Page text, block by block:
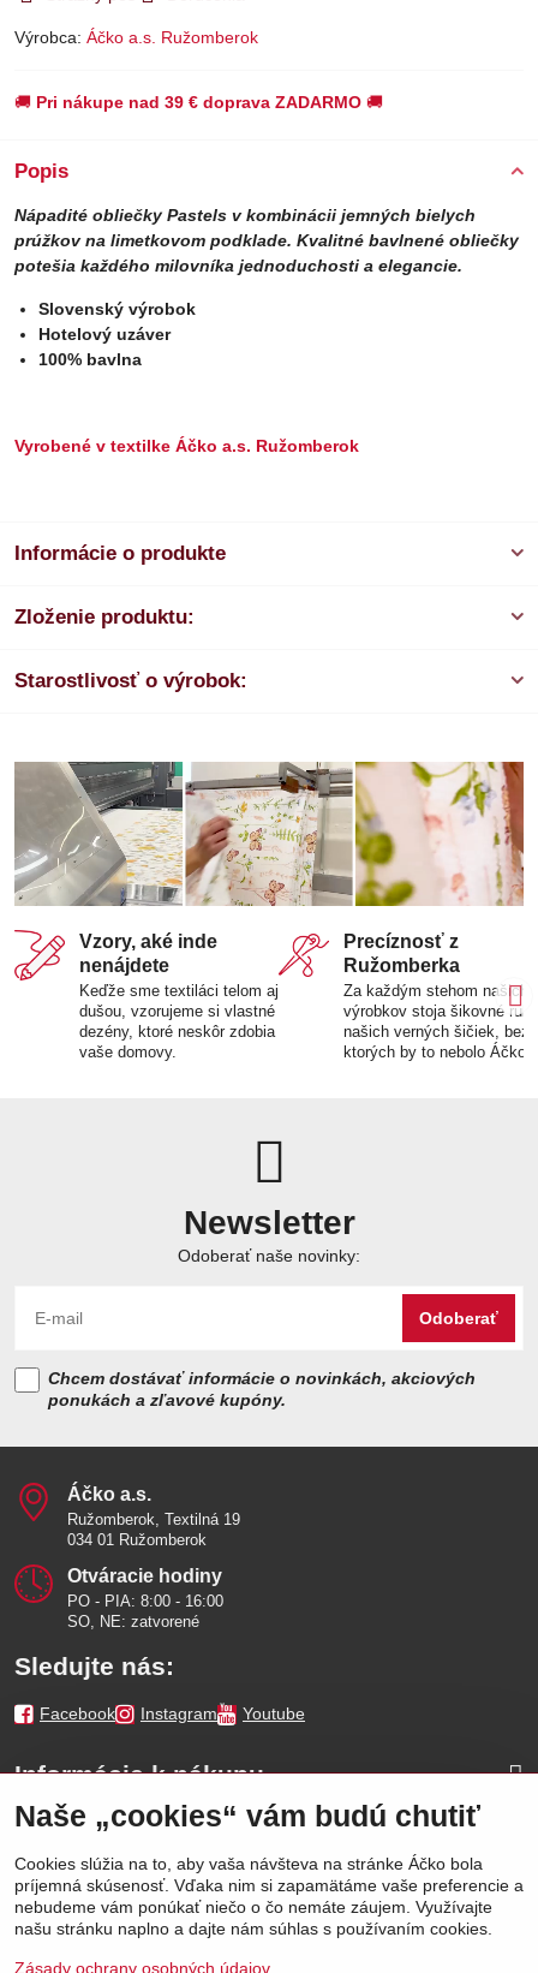
Výrobca: Áčko a.s. Ružomberok
🚚 Pri nákupe nad 39 € doprava ZADARMO 🚚
Popis
Nápadité obliečky Pastels v kombinácii jemných bielych
prúžkov na limetkovom podklade. Kvalitné bavlnené obliečky
potešia každého milovníka jednoduchosti a elegancie.
Slovenský výrobok
Hotelový uzáver
100% bavlna
Vyrobené v textilke Áčko a.s. Ružomberok
Informácie o produkte
Zloženie produktu:
Starostlivosť o výrobok:
Vzory, aké inde
nenájdete
Keďže sme textiláci telom aj
dušou, vzorujeme si vlastné
dezény, ktoré neskôr zdobia
vaše domovy.
Precíznosť z
Ružomberka
Za každým stehom našich
výrobkov stoja šikovné ruky
našich verných šičiek, bez
ktorých by to nebolo Áčko.
Newsletter
Odoberať naše novinky:
Odoberať
Chcem dostávať informácie o novinkách, akciových
ponukách a zľavové kupóny.
Áčko a​.s​.
Ružomberok, Textilná 19
034 01 Ružomberok
Otváracie hodiny
PO - PIA: 8:00 - 16:00
SO, NE: zatvorené
Sledujte nás:
Facebook Instagram Youtube
Informácie k nákupu
Naše značky
Výhody
Naše „cookies“ vám budú chutiť
Cookies slúžia na to, aby vaša návšteva na stránke Áčko bola
príjemná skúsenosť. Vďaka nim si zapamätáme vaše preferencie a
nebudeme vám ponúkať niečo o čo nemáte záujem. Využívajte
našu stránku naplno a dajte nám súhlas s používaním cookies.
Zásady ochrany osobných údajov